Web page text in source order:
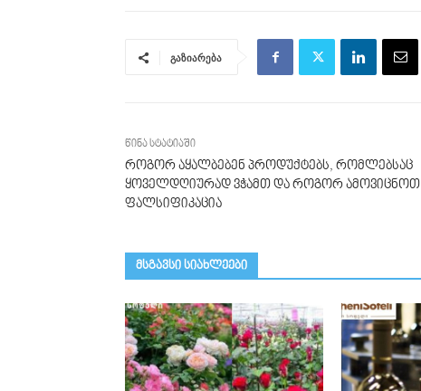
გაზიარება
წინა სტატიაში
როგორ აყალბებენ პროდუქტებს, რომლებსაც
ყოველდღიურად ვჭამთ და როგორ ამოვიცნოთ
ფალსიფიკაცია
მსგავსი სიახლეები